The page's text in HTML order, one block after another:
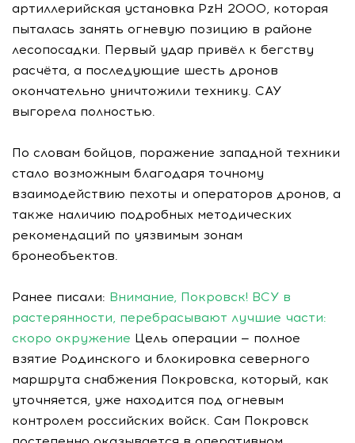
артиллерийская установка PzH 2000, которая
пыталась занять огневую позицию в районе
лесопосадки. Первый удар привёл к бегству
расчёта, а последующие шесть дронов
окончательно уничтожили технику. САУ
выгорела полностью.
По словам бойцов, поражение западной техники
стало возможным благодаря точному
взаимодействию пехоты и операторов дронов, а
также наличию подробных методических
рекомендаций по уязвимым зонам
бронеобъектов.
Ранее писали: Внимание, Покровск! ВСУ в
растерянности, перебрасывают лучшие части:
скоро окружение Цель операции — полное
взятие Родинского и блокировка северного
маршрута снабжения Покровска, который, как
уточняется, уже находится под огневым
контролем российских войск. Сам Покровск